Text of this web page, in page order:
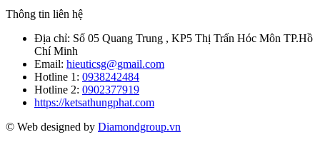
Thông tin liên hệ
Địa chỉ: Số 05 Quang Trung , KP5 Thị Trấn Hóc Môn TP.Hồ
Chí Minh
Email: hieuticsg@gmail.com
Hotline 1: 0938242484
Hotline 2: 0902377919
https://ketsathungphat.com
© Web designed by Diamondgroup.vn